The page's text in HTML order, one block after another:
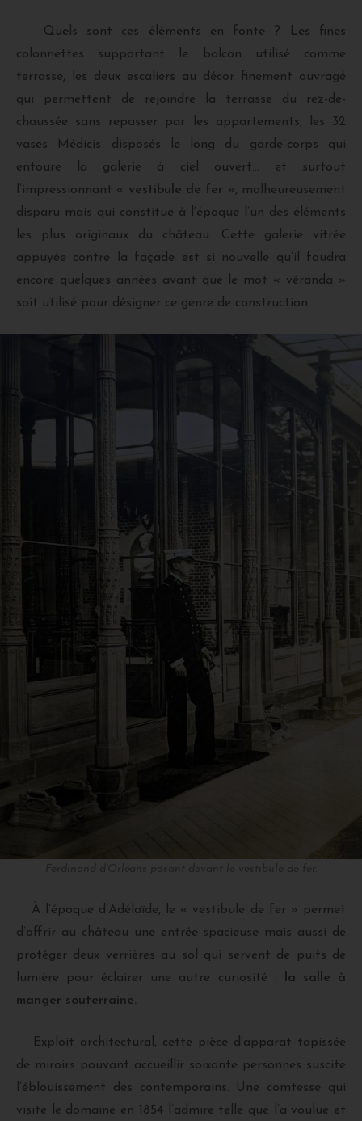
Quels sont ces éléments en fonte ? Les fines
colonnettes supportant le balcon utilisé comme
terrasse, les deux escaliers au décor finement ouvragé
qui permettent de rejoindre la terrasse du rez-de-
chaussée sans repasser par les appartements, les 32
vases Médicis disposés le long du garde-corps qui
entoure la galerie à ciel ouvert… et surtout
l’impressionnant « vestibule de fer », malheureusement
disparu mais qui constitue à l’époque l’un des éléments
les plus originaux du château. Cette galerie vitrée
appuyée contre la façade est si nouvelle qu’il faudra
encore quelques années avant que le mot « véranda »
soit utilisé pour désigner ce genre de construction…
À l’époque d’Adélaïde, le « vestibule de fer » permet
d’offrir au château une entrée spacieuse mais aussi de
protéger deux verrières au sol qui servent de puits de
lumière pour éclairer une autre curiosité :
la salle à
manger souterraine.
Exploit architectural, cette pièce d’apparat tapissée
de miroirs pouvant accueillir soixante personnes suscite
l’éblouissement des contemporains. Une comtesse qui
visite le domaine en 1854 l’admire telle que l’a voulue et